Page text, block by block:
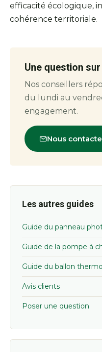
efficacité écologique,
cohérence territoriale.
Une question
Nos conseillers
du lundi au
engagement.
Nous
Les autres guides
Guide du panneau
Guide de la pompe à
Guide du ballon
Avis clients
Poser une question